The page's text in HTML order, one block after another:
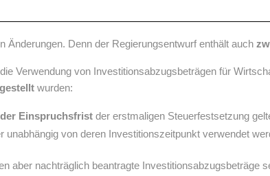
Änderungen. Denn der Regierungsentwurf enthält auch
Verwendung von Investitionsabzugsbeträgen für
wurden:
Einspruchsfrist der erstmaligen Steuerfestsetzung
unabhängig von deren Investitionszeitpunkt verwendet
aber nachträglich beantragte Investitionsabzugsbeträge